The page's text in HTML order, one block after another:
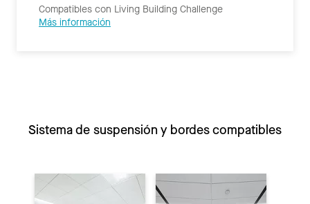
Compatibles con Living Building Challenge
Más información
Sistema de suspensión y bordes compatibles